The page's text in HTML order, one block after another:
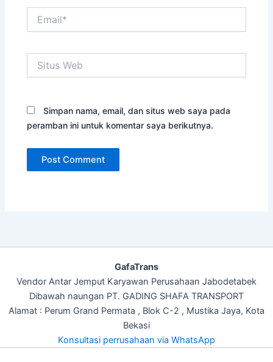
Web
Simpan nama, email, dan situs web saya pada
peramban ini untuk komentar saya berikutnya.
GafaTrans
Vendor Antar Jemput Karyawan Perusahaan Jabodetabek
Dibawah naungan PT. GADING SHAFA TRANSPORT
Alamat : Perum Grand Permata , Blok C-2 , Mustika Jaya, Kota
Bekasi
Konsultasi perrusahaan via WhatsApp